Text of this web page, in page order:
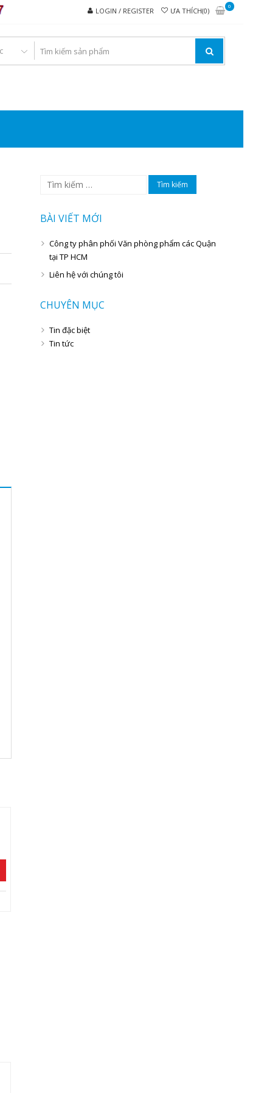
LOGIN / REGISTER ƯA THÍCH(0)
0
Tìm
kiếm
BÀI VIẾT MỚI
Công ty phân phối Văn phòng phẩm các Quận
tại TP HCM
Liên hệ với chúng tôi
CHUYÊN MỤC
Tin đặc biệt
Tin tức